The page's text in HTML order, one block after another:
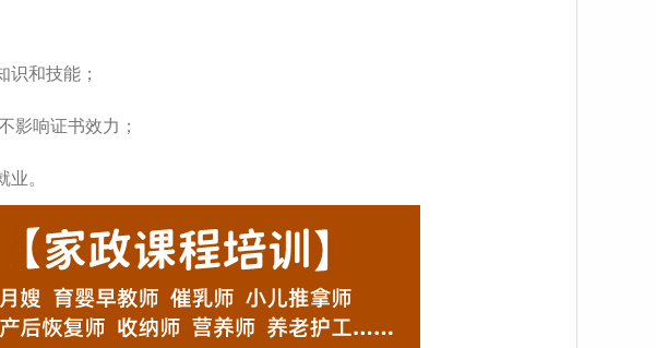
识和技能；
影响证书效力；
。